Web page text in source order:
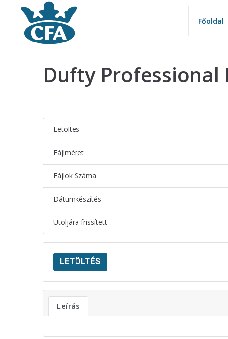
Főoldal
Főoldal
Dufty
Letöltés
Fájlméret
Fájlok Száma
Dátumkészítés
Utoljára frissített
LETÖLTÉS
Leírás